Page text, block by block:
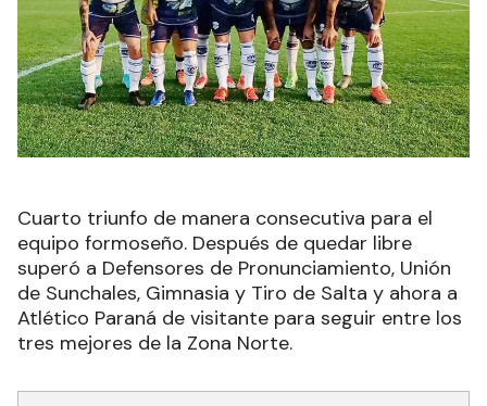
Cuarto triunfo de manera consecutiva para el
equipo formoseño. Después de quedar libre
superó a Defensores de Pronunciamiento, Unión
de Sunchales, Gimnasia y Tiro de Salta y ahora a
Atlético Paraná de visitante para seguir entre los
tres mejores de la Zona Norte.